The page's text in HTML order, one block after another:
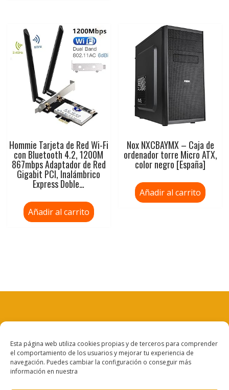
Esta página web utiliza cookies propias y de terceros para comprender
el comportamiento de los usuarios y mejorar tu experiencia de
navegación. Puedes cambiar la configuración o conseguir más
información en nuestra
Hommie Tarjeta de Red Wi-Fi
con Bluetooth 4.2, 1200M
867mbps Adaptador de Red
Gigabit PCI, Inalámbrico
Express Doble…
Añadir al carrito
Nox NXCBAYMX – Caja de
ordenador torre Micro ATX,
color negro [España]
Añadir al carrito
Política de privacidad